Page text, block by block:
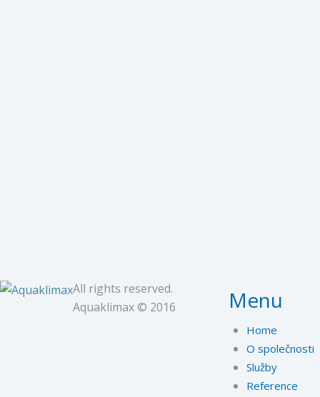
All rights reserved.
Aquaklimax © 2016
Menu
Home
O společnosti
Služby
Reference